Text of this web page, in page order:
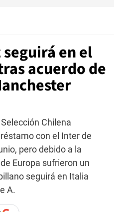
en el
acuerdo de
Chilena
con el Inter de
pero debido a la
Europa sufrieron un
seguirá en Italia
A.